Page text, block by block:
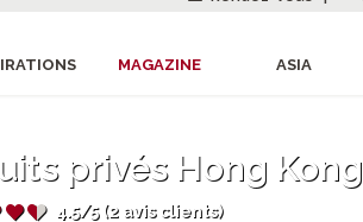
MAGAZINE ASIA
privés Hong Kong
4.5/5 (2 avis clients)